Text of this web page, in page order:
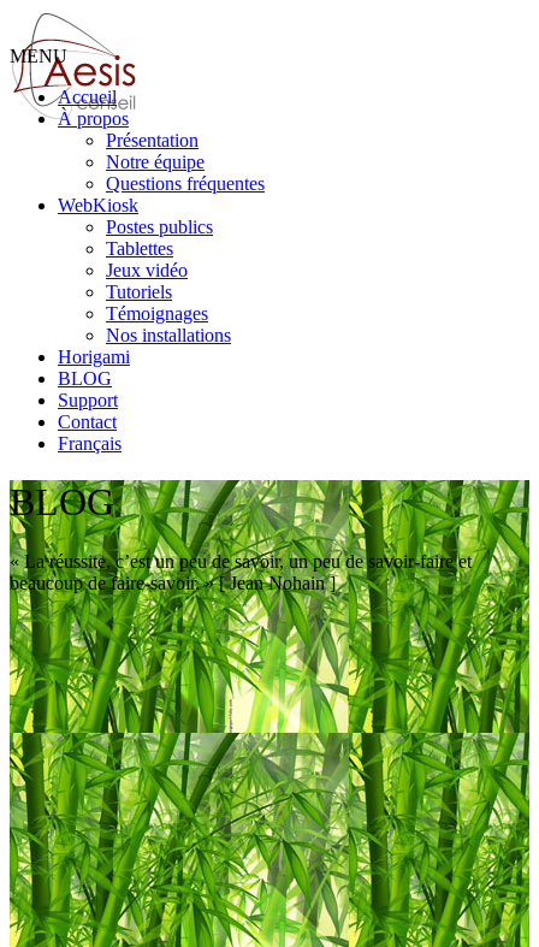
MENU
Accueil
À propos
Présentation
Notre équipe
Questions fréquentes
WebKiosk
Postes publics
Tablettes
Jeux vidéo
Tutoriels
Témoignages
Nos installations
Horigami
BLOG
Support
Contact
Français
BLOG
« La réussite, c’est un peu de savoir, un peu de savoir-faire et
beaucoup de faire-savoir. » [ Jean Nohain ]